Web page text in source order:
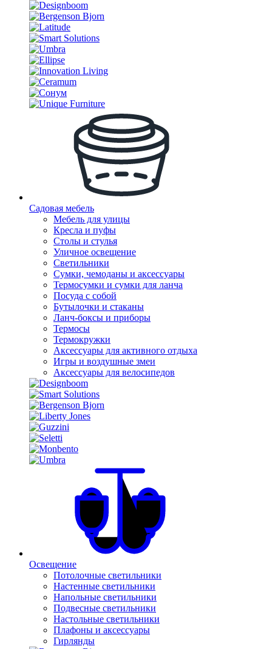
Садовая мебель
Мебель для улицы
Кресла и пуфы
Столы и стулья
Уличное освещение
Светильники
Сумки, чемоданы и аксессуары
Термосумки и сумки для ланча
Посуда с собой
Бутылочки и стаканы
Ланч-боксы и приборы
Термосы
Термокружки
Аксессуары для активного отдыха
Игры и воздушные змеи
Аксессуары для велосипедов
Освещение
Потолочные светильники
Настенные светильники
Напольные светильники
Подвесные светильники
Настольные светильники
Плафоны и аксессуары
Гирлянды